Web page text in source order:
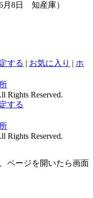
月8日 知産庫）
する | お気に入り | ホ
Rights Reserved.
する
Rights Reserved.
ページを開いたら画面